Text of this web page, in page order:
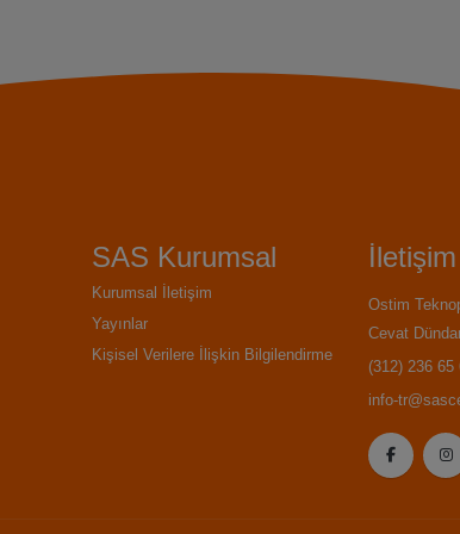
SAS Kurumsal
Kurumsal İletişim
Yayınlar
Kişisel Verilere İlişkin Bilgilendirme
İletişim
Ostim
Cevat
(312) 236 65
info-